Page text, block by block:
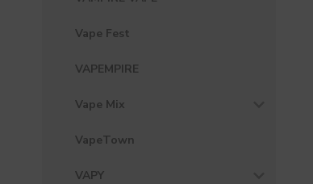
Vape Fest
VAPEMPIRE
Vape Mix
VapeTown
VAPY